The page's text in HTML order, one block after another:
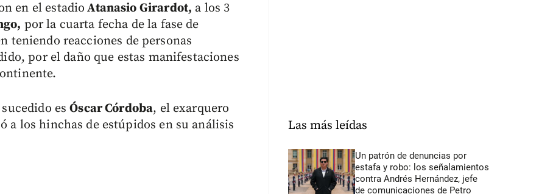
en el estadio Atanasio Girardot, a los 3
por la cuarta fecha de la fase de
teniendo reacciones de personas
por el daño que estas manifestaciones
esÓscar Córdoba, el exarquero
a los hinchas de estúpidos en su análisis
Las más leídas
Un patrón de denuncias por
estafa y robo: los señalamientos
contra Andrés Hernández, jefe
de comunicaciones de Petro